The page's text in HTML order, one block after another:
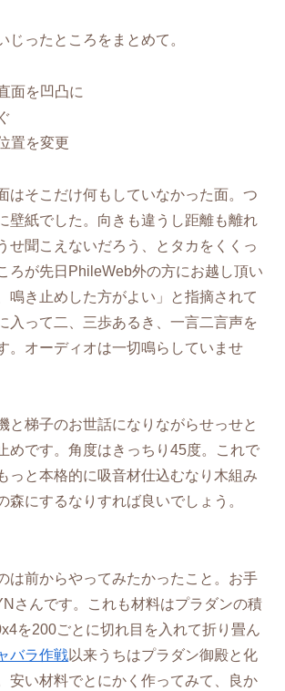
じったところをまとめて。
面を凹凸に
置を変更
はそこだけ何もしていなかった面。つ
壁紙でした。向きも違うし距離も離れ
せ聞こえないだろう、とタカをくくっ
ろが先日PhileWeb外の方にお越し頂い
鳴き止めした方がよい」と指摘されて
入って二、三歩あるき、一言二言声を
。オーディオは一切鳴らしていませ
と梯子のお世話になりながらせっせと
めです。角度はきっちり45度。これで
っと本格的に吸音材仕込むなり木組み
森にするなりすれば良いでしょう。
は前からやってみたかったこと。お手
さんです。これも材料はプラダンの積
を200ごとに切れ目を入れて折り畳ん
バラ作戦以来うちはプラダン御殿と化
安い材料でとにかく作ってみて、良か